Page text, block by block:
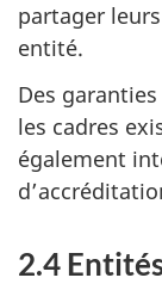
partager
entité.
Des
les cadres
également
2.4